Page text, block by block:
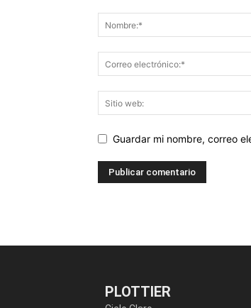
Guardar mi nombre, correo
PLOTTIER